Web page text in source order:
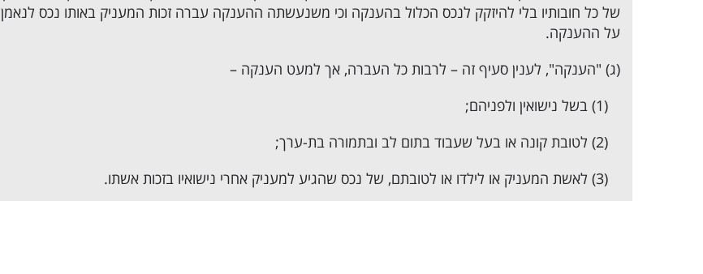
של כל חובותיו בלי להיזקק לנכס הכלול בהענקה וכי משנעשתה ההענקה עברה זכות המעניק באותו נכס לנאמן
על ההענקה.
(ג) "הענקה", לענין סעיף זה – לרבות כל העברה, אך למעט הענקה –
(‎1) בשל נישואין ולפניהם;
(‎2) לטובת קונה או בעל שעבוד בתום לב ובתמורה בת-ערך;
(‎3) לאשת המעניק או לילדו או לטובתם, של נכס שהגיע למעניק אחרי נישואיו בזכות אשתו.